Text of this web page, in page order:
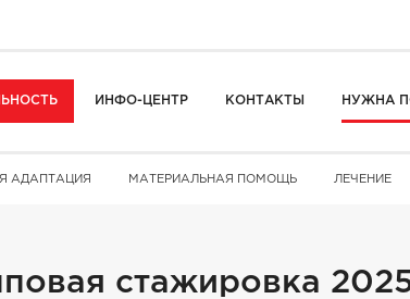
ИНФО-ЦЕНТР КОНТАКТЫ НУЖНА
АДАПТАЦИЯ МАТЕРИАЛЬНАЯ ПОМОЩЬ ЛЕЧЕНИЕ
стажировка